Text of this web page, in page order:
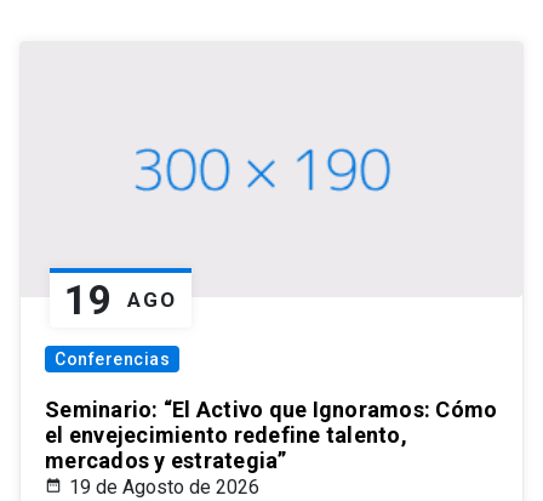
19 AGO
Conferencias
Seminario: “El Activo que Ignoramos: Cómo
el envejecimiento redefine talento,
mercados y estrategia”
19 de Agosto de 2026